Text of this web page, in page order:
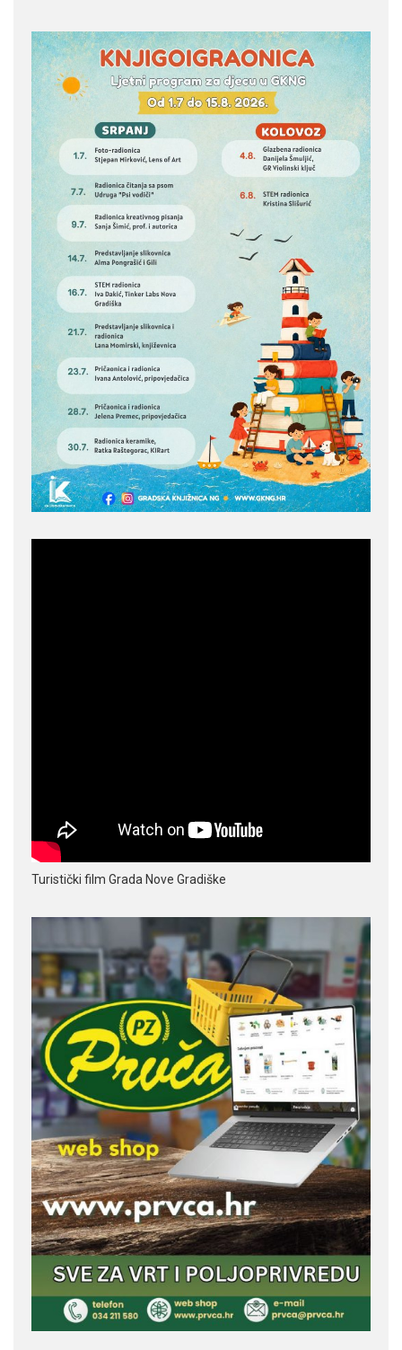
Turistički film Grada Nove Gradiške